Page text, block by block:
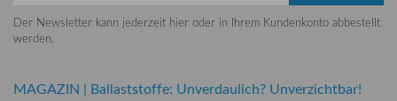
Der Newsletter kann jederzeit hier oder in Ihrem Kundenkonto abbestellt
werden.
MAGAZIN | Ballaststoffe: Unverdaulich? Unverzichtbar!